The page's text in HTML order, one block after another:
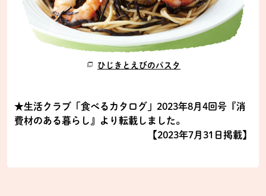
ひじきとえびのパスタ
★生活クラブ「食べるカタログ」2023年8月4回号『消
費材のある暮らし』より転載しました。
【2023年7月31日掲載】